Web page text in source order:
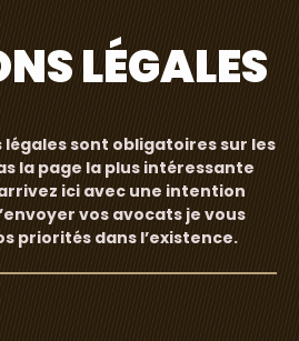
LÉGALES
légales sont obligatoires sur les
la page la plus intéressante
ici avec une intention
vos avocats je vous
priorités dans l’existence.